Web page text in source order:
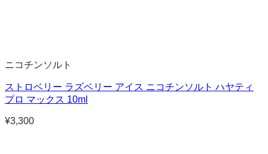
ニコチンソルト
ストロベリー ラズベリー アイス ニコチンソルト ハヤティ
プロ マックス 10ml
¥3,300